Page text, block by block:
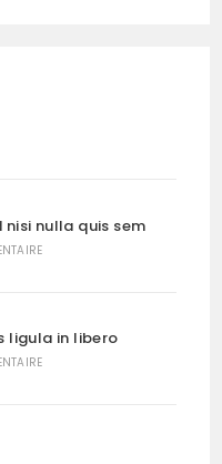
nulla quis sem
ligula in libero